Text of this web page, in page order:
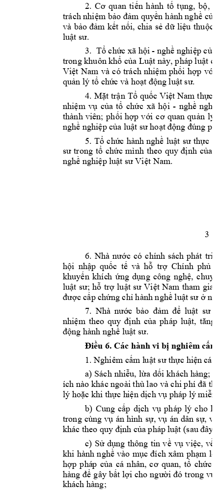
2. Cơ quan tiến hành tố tụng, bộ,
trách nhiệm bảo đảm quyền hành nghề
và bảo đảm kết nối, chia sẻ dữ liệu thuộc
luật sư.
3.  Tổ chức xã hội - nghề nghiệp của
trong khuôn khổ của Luật này, pháp luật
Việt Nam và có trách nhiệm phối hợp với
quản lý tổ chức và hoạt động luật sư.
4. Mặt trận Tổ quốc Việt Nam thực
nhiệm vụ của tổ chức xã hội - nghề
thành viên; phối hợp với cơ quan quản lý
nghề nghiệp của luật sư hoạt động đúng ph
5. Tổ chức hành nghề luật sư thực
sư trong tổ chức mình theo quy định của
nghề nghiệp luật sư Việt Nam.
3
6. Nhà nước có chính sách phát
hội nhập quốc tế và hỗ trợ Chính phủ
khuyến khích ứng dụng công nghệ,
luật sư; hỗ trợ luật sư Việt Nam tham gia
được cấp chứng chỉ hành nghề luật sư ở
7. Nhà nước bảo đảm để luật sư
nhiệm theo quy định của pháp luật, tăng
động hành nghề luật sư.
Điều 6. Các hành vi bị nghiêm cấm
1. Nghiêm cấm luật sư thực hiện các
a) Sách nhiễu, lừa dối khách hàng;
ích nào khác ngoài thù lao và chi phí đã
lý hoặc khi thực hiện dịch vụ pháp lý miễn
b) Cung cấp dịch vụ pháp lý cho
trong cùng vụ án hình sự, vụ án dân sự, vụ
khác theo quy định của pháp luật (sau đây
c) Sử dụng thông tin về vụ việc, về
khi hành nghề vào mục đích xâm phạm
hợp pháp của cá nhân, cơ quan, tổ chức,
hàng để gây bất lợi cho người đó trong vụ
khách hàng;